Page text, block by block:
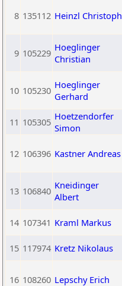
8 135112 Heinzl Christoph
9 105229 Hoeglinger
Christian
10 105230 Hoeglinger
Gerhard
11 105305 Hoetzendorfer
Simon
12 106396 Kastner Andreas
13 106840 Kneidinger
Albert
14 107341 Kraml Markus
15 117974 Kretz Nikolaus
16 108260 Lepschy Erich